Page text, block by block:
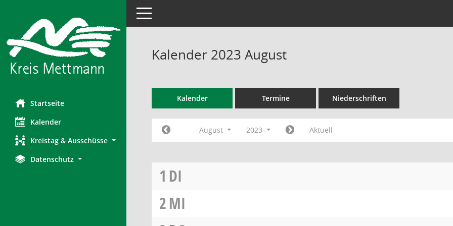
Startseite
Kalender
Kreistag & Ausschüsse
Datenschutz
Toggle navigation
Kalender 2023 August
Kalender Termine Niederschriften
August 2023 Aktuell
1 DI
2MI